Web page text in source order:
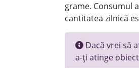
grame. Consumul
cantitatea zilnică
Dacă vrei să
a-ți atinge